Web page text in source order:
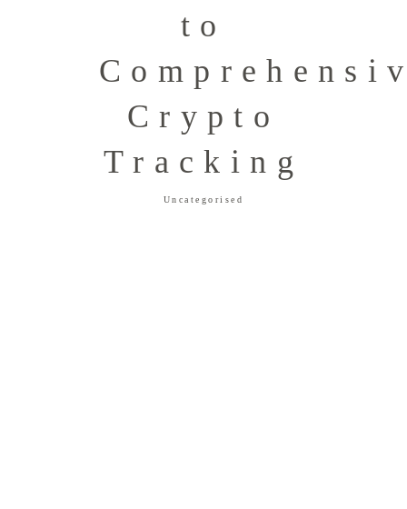
to
Crypto
Tracking
Uncategorised